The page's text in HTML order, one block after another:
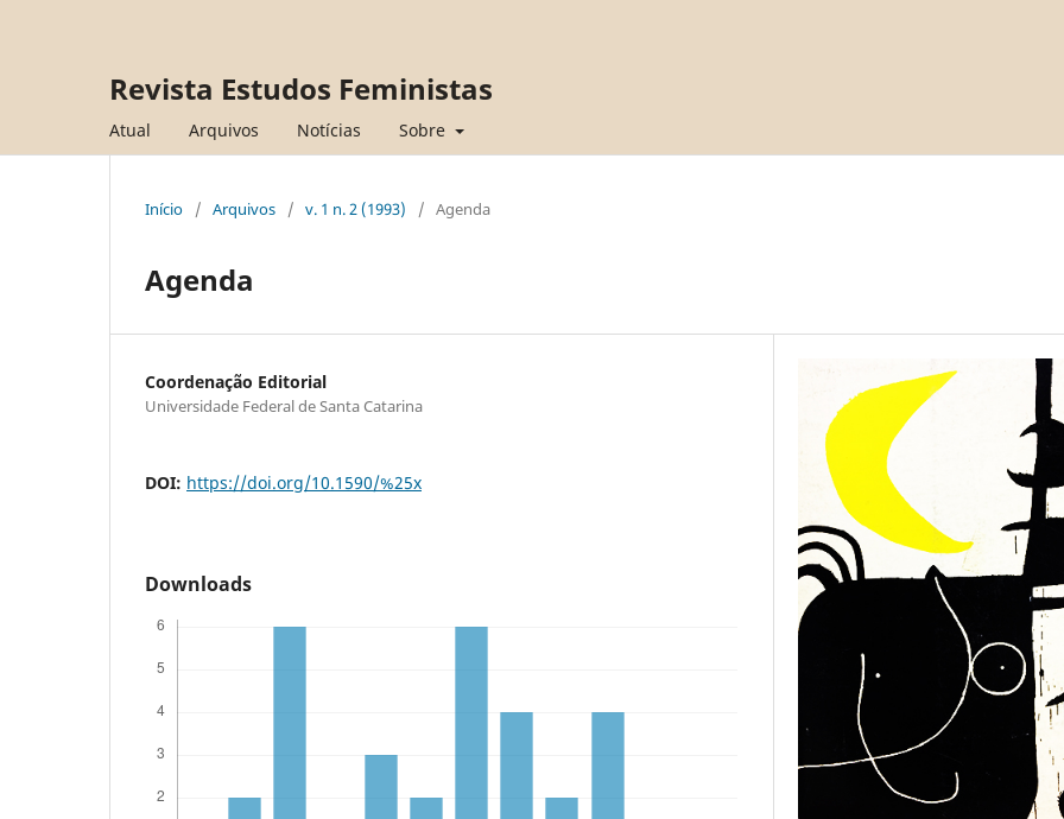
Revista Estudos Feministas
Atual Arquivos Notícias Sobre
Início / Arquivos / v. 1 n. 2 (1993) / Agenda
Agenda
Coordenação Editorial
Universidade Federal de Santa Catarina
DOI: https://doi.org/10.1590/%25x
Downloads